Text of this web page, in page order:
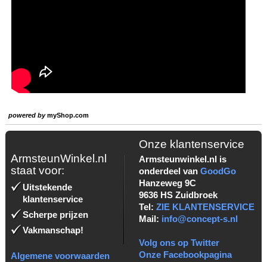
powered bymyShop.com
ArmsteunWinkel.nl
staat voor:
Uitstekende
klantenservice
Scherpe prijzen
Vakmanschap!
Algemene voorwaarden
Onze klantenservice
Armsteunwinkel.nl is
onderdeel van GoodGo
Hanzeweg 9C
9636 HS Zuidbroek
Tel: ZIE KLANTENSERVICE
Mail: info@concept-s.nl
Volg ons op Twitter
Onze Facebookpagina